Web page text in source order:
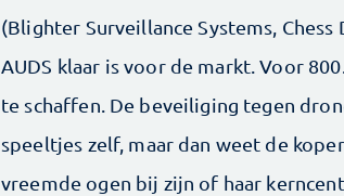
(Blighter Surveillance Systems,
AUDS klaar is voor de markt. Voor
te schaffen. De beveiliging tegen
speeltjes zelf, maar dan weet de
vreemde ogen bij zijn of haar